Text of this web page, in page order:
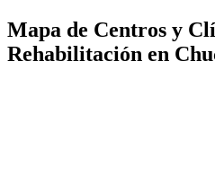
Mapa de Centros y
Rehabilitación en